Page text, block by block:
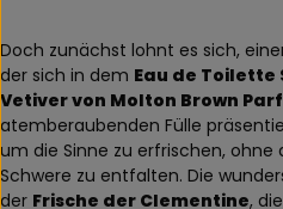
Doch zunächst lohnt es sich,
der sich in dem Eau de Toilette
Vetiver von Molton Brown
atemberaubenden Fülle
um die Sinne zu erfrischen,
Schwere zu entfalten. Die
der Frische der Clementine,